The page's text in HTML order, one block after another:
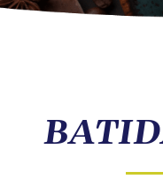
Produtos